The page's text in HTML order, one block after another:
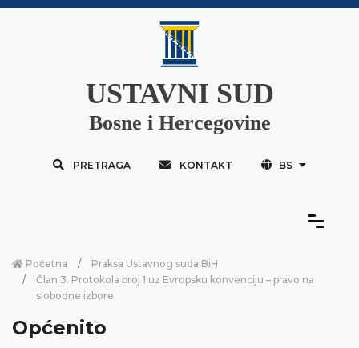
USTAVNI SUD
Bosne i Hercegovine
PRETRAGA KONTAKT BS
Početna
Praksa Ustavnog suda BiH
Član 3. Protokola broj 1 uz Evropsku konvenciju – pravo na
slobodne izbore
Općenito